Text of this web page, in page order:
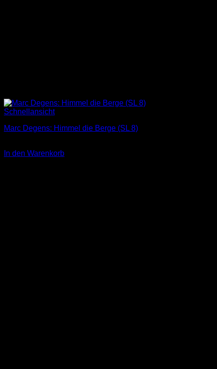
Schnellansicht
Marc Degens: Himmel die Berge (SL 8)
In den Warenkorb